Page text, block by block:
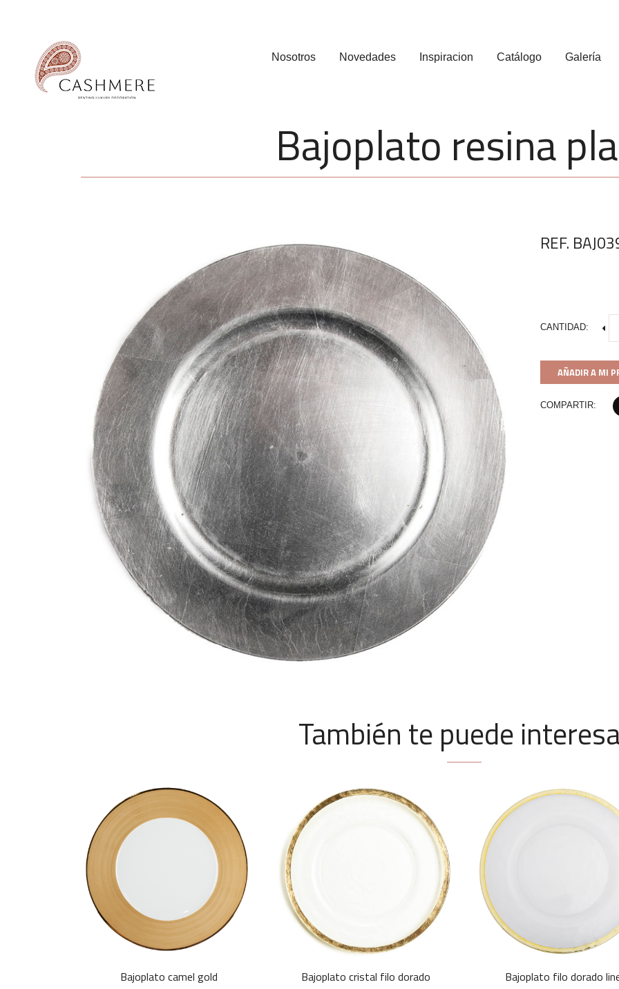
Nosotros Novedades Inspiracion Catálogo Galería
Bajoplato resina
REF.
CANTIDAD:
AÑADIR A MI
COMPARTIR:
También te puede
Bajoplato camel gold Bajoplato cristal filo dorado Bajoplato filo dorado